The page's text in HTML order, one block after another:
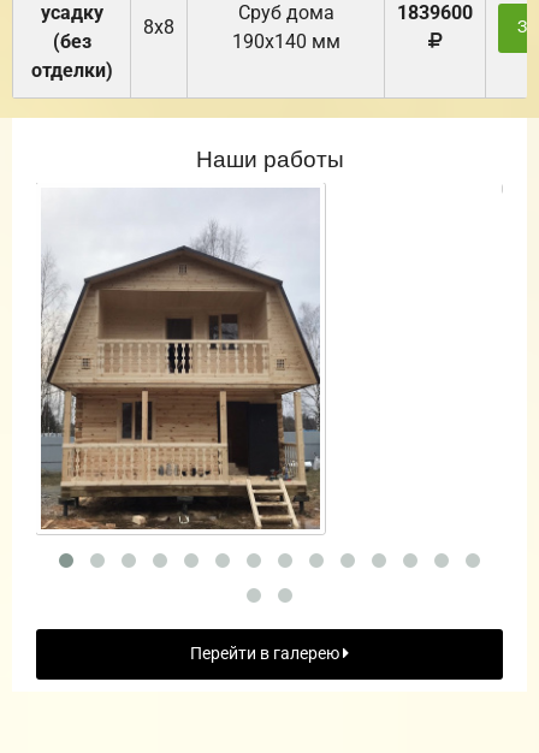
усадку
(без
отделки)
8х8
Cруб дома
190х140 мм
1839600
Наши работы
Перейти в галерею